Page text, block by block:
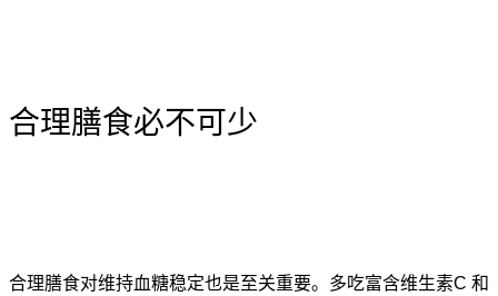
合理膳食必不可少
合理膳食对维持血糖稳定也是至关重要。多吃富含维生素C 和